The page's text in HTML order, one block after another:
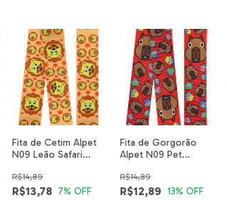
Fita de Cetim Alpet
N09 Leão Safari
R$13,78
R$14,89
7% OFF
Fita de Gorgorão
Alpet N09 Pet
Amor 6002-25-40mm
R$12,89
R$14,89
13% OFF